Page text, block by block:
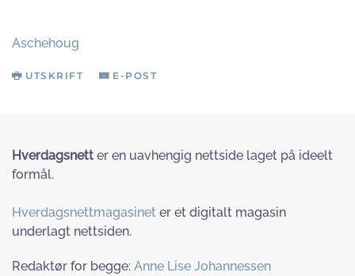
Aschehoug
UTSKRIFT E-POST
Hverdagsnett er en uavhengig nettside laget på ideelt
formål.
Hverdagsnettmagasinet er et digitalt magasin
underlagt nettsiden.
Redaktør for begge: Anne Lise Johannessen